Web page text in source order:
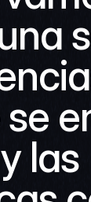
las